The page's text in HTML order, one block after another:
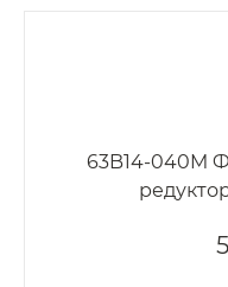
63B14-040M